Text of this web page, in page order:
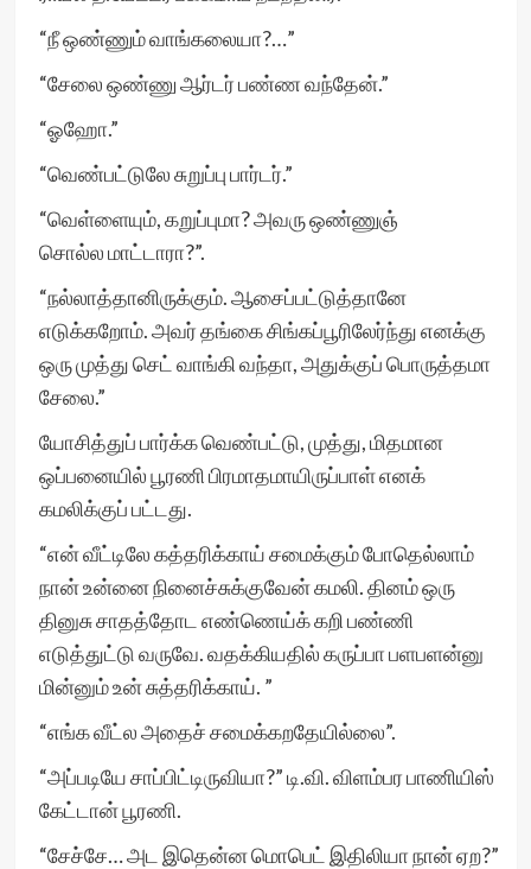
“நீ ஒண்ணும் வாங்கலையா?…”
“சேலை ஒண்ணு ஆர்டர் பண்ண வந்தேன்.”
“ஓஹோ.”
“வெண்பட்டுலே சுறுப்பு பார்டர்.”
“வெள்ளையும், கறுப்புமா? அவரு ஒண்ணுஞ்
சொல்ல மாட்டாரா?”.
“நல்லாத்தானிருக்கும். ஆசைப்பட்டுத்தானே
எடுக்கறோம். அவர் தங்கை சிங்கப்பூரிலேர்ந்து எனக்கு
ஒரு முத்து செட் வாங்கி வந்தா, அதுக்குப் பொருத்தமா
சேலை.”
யோசித்துப் பார்க்க வெண்பட்டு, முத்து, மிதமான
ஒப்பனையில் பூரணி பிரமாதமாயிருப்பாள் எனக்
கமலிக்குப் பட்டது.
“என் வீட்டிலே கத்தரிக்காய் சமைக்கும் போதெல்லாம்
நான் உன்னை நினைச்சுக்குவேன் கமலி. தினம் ஒரு
தினுசு சாதத்தோட எண்ணெய்க் கறி பண்ணி
எடுத்துட்டு வருவே. வதக்கியதில் கருப்பா பளபளன்னு
மின்னும் உன் சுத்தரிக்காய். ”
“எங்க வீட்ல அதைச் சமைக்கறதேயில்லை”.
“அப்படியே சாப்பிட்டிருவியா?” டி.வி. விளம்பர பாணியிஸ்
கேட்டான் பூரணி.
“சேச்சே… அட இதென்ன மொபெட் இதிலியா நான் ஏற?”